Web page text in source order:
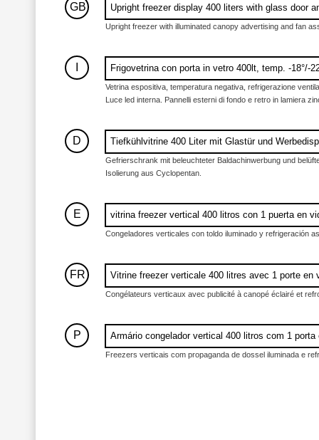
GB Upright freezer display 400 liters with glass door
Upright freezer with illuminated canopy advertising and fan
Frigovetrina con porta in vetro 400lt, temp. -18°/-
Vetrina espositiva, temperatura negativa, refrigerazione
Luce led interna. Pannelli esterni di fondo e retro in lamiera
D Tiefkühlvitrine 400 Liter mit Glastür und
Gefrierschrank mit beleuchteter Baldachinwerbung und
Isolierung aus Cyclopentan.
E vitrina freezer vertical 400 litros con 1 puerta en
Congeladores verticales con toldo iluminado y refrigeración
FR Vitrine freezer verticale 400 litres avec 1 porte en
Congélateurs verticaux avec publicité à canopé éclairé et
P Armário congelador vertical 400 litros com 1 porta
Freezers verticais com propaganda de dossel iluminada e